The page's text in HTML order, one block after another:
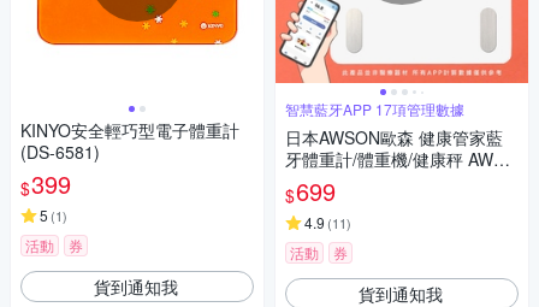
KINYO安全輕巧型電子體重計
(DS-6581)
$399
5 (1)
活動 券
貨到通知我
智慧藍牙APP 17項管理數據
日本AWSON歐森 健康管家藍
牙體重計/體重機/健康秤 AWD-
1012 -17項健康管理數據
$699
4.9 (11)
活動 券
貨到通知我